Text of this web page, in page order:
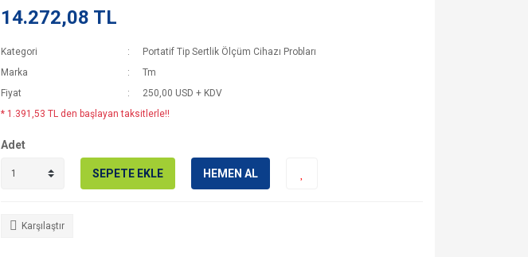
14.272,08 TL
Kategori
Portatif Tip Sertlik Ölçüm Cihazı Probları
Marka
Tm
Fiyat
250,00 USD + KDV
* 1.391,53 TL den başlayan taksitlerle!!
Adet
SEPETE EKLE HEMEN AL
Karşılaştır